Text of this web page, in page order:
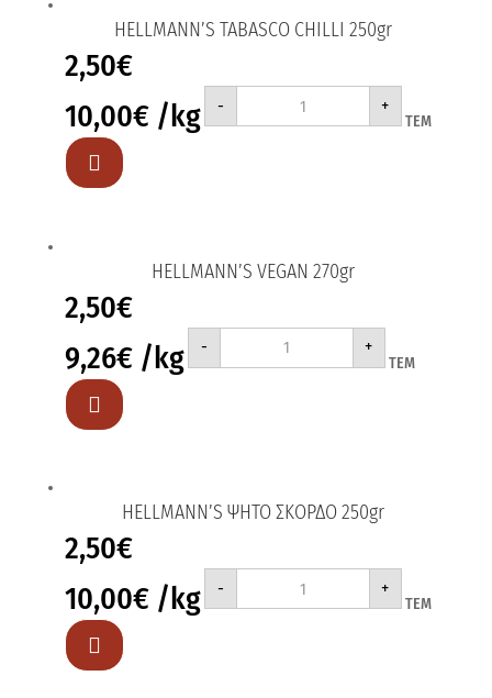
HELLMANN’S TABASCO CHILLI 250gr
2,50€
10,00€ /kg -
HELLMANN'S
CHILLI
+
ΤΕΜ

HELLMANN’S VEGAN 270gr
2,50€
9,26€ /kg -
HELLMANN'S
270gr
+
ΤΕΜ

HELLMANN’S ΨΗΤΟ ΣΚΟΡΔΟ 250gr
2,50€
10,00€ /kg -
HELLMANN'S
ΣΚΟΡΔΟ
+
ΤΕΜ
